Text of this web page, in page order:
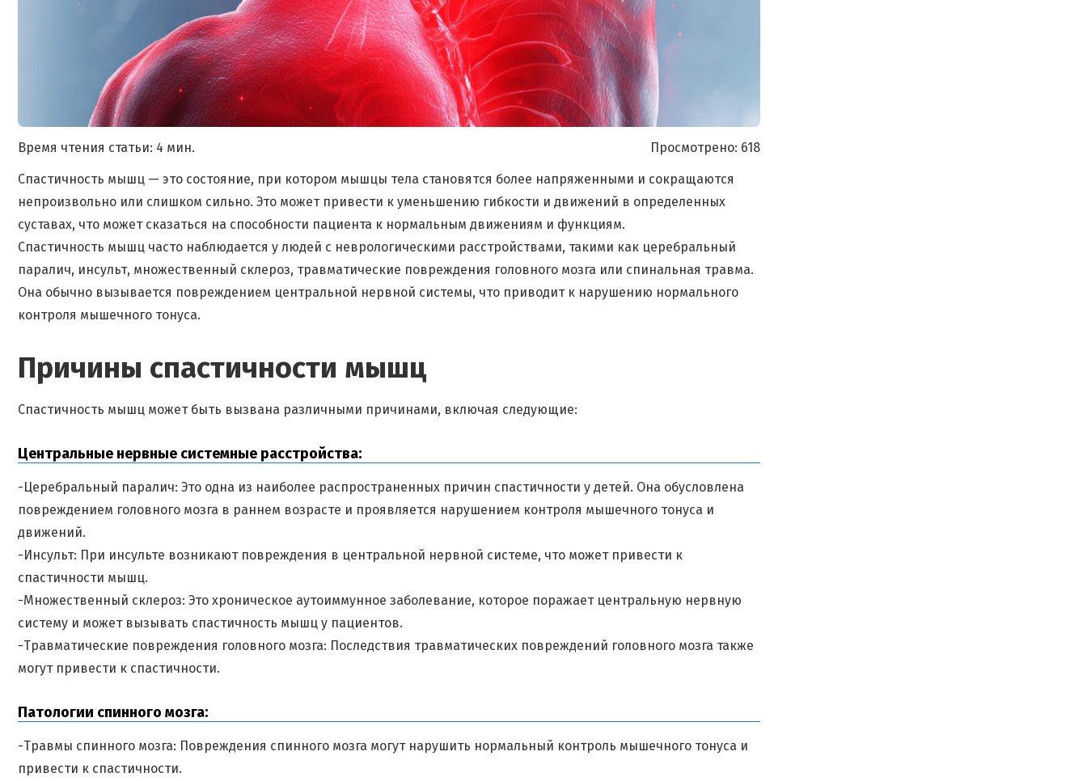
Время чтения статьи: 4 мин. Просмотрено: 618
Спастичность мышц — это состояние, при котором мышцы тела становятся более напряженными и сокращаются
непроизвольно или слишком сильно. Это может привести к уменьшению гибкости и движений в определенных
суставах, что может сказаться на способности пациента к нормальным движениям и функциям.
Спастичность мышц часто наблюдается у людей с неврологическими расстройствами, такими как церебральный
паралич, инсульт, множественный склероз, травматические повреждения головного мозга или спинальная травма.
Она обычно вызывается повреждением центральной нервной системы, что приводит к нарушению нормального
контроля мышечного тонуса.
Причины спастичности мышц
Спастичность мышц может быть вызвана различными причинами, включая следующие:
Центральные нервные системные расстройства:
-Церебральный паралич: Это одна из наиболее распространенных причин спастичности у детей. Она обусловлена
повреждением головного мозга в раннем возрасте и проявляется нарушением контроля мышечного тонуса и
движений.
-Инсульт: При инсульте возникают повреждения в центральной нервной системе, что может привести к
спастичности мышц.
-Множественный склероз: Это хроническое аутоиммунное заболевание, которое поражает центральную нервную
систему и может вызывать спастичность мышц у пациентов.
-Травматические повреждения головного мозга: Последствия травматических повреждений головного мозга также
могут привести к спастичности.
Патологии спинного мозга:
-Травмы спинного мозга: Повреждения спинного мозга могут нарушить нормальный контроль мышечного тонуса и
привести к спастичности.